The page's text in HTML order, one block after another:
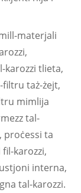
materjali
karozzi tlieta,
taż-żejt,
mimlija
tal-
proċessi ta
karozzi,
interna,
tal-karozzi.